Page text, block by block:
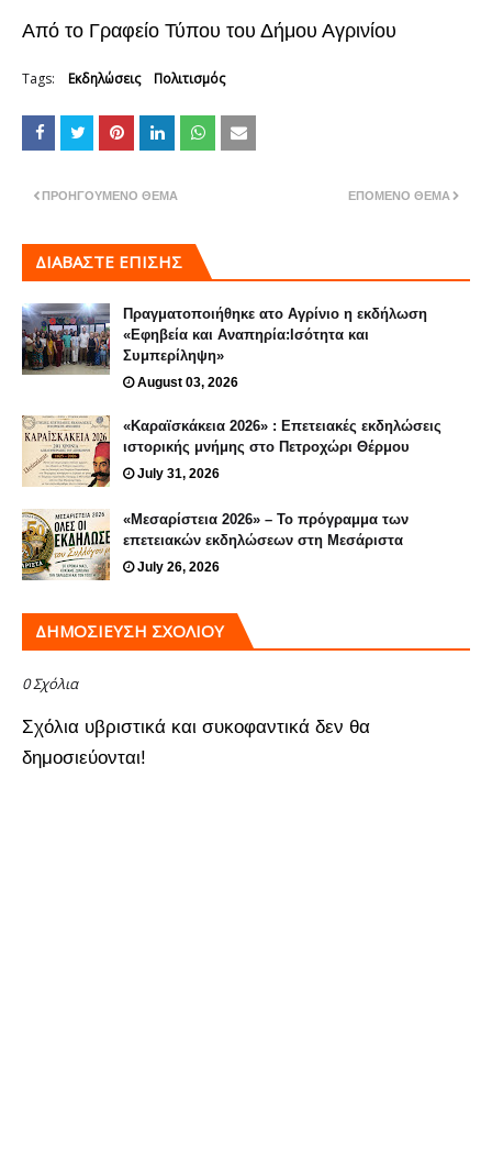
Από το Γραφείο Τύπου του Δήμου Αγρινίου
Tags: Εκδηλώσεις Πολιτισμός
ΕΠΌΜΕΝΟ ΘΈΜΑ
ΠΡΟΗΓΟΎΜΕΝΟ ΘΈΜΑ
ΔΙΑΒΑΣΤΕ ΕΠΙΣΗΣ
Πραγματοποιήθηκε ατο Αγρίνιο η εκδήλωση
«Εφηβεία και Αναπηρία:Ισότητα και
Συμπερίληψη»
August 03, 2026
«Καραϊσκάκεια 2026» : Επετειακές εκδηλώσεις
ιστορικής μνήμης στο Πετροχώρι Θέρμου
July 31, 2026
«Μεσαρίστεια 2026» – Το πρόγραμμα των
επετειακών εκδηλώσεων στη Μεσάριστα
July 26, 2026
ΔΗΜΟΣΊΕΥΣΗ ΣΧΟΛΊΟΥ
0 Σχόλια
Σχόλια υβριστικά και συκοφαντικά δεν θα
δημοσιεύονται!